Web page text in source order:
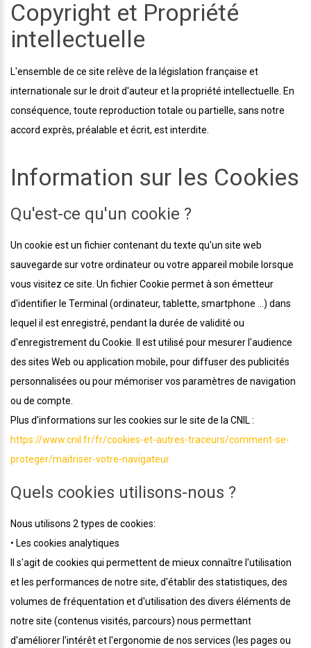
Copyright et Propriété
intellectuelle
L'ensemble de ce site relève de la législation française et
internationale sur le droit d'auteur et la propriété intellectuelle. En
conséquence, toute reproduction totale ou partielle, sans notre
accord exprès, préalable et écrit, est interdite.
Information sur les Cookies
Qu'est-ce qu'un cookie ?
Un cookie est un fichier contenant du texte qu'un site web
sauvegarde sur votre ordinateur ou votre appareil mobile lorsque
vous visitez ce site. Un fichier Cookie permet à son émetteur
d'identifier le Terminal (ordinateur, tablette, smartphone ...) dans
lequel il est enregistré, pendant la durée de validité ou
d'enregistrement du Cookie. Il est utilisé pour mesurer l'audience
des sites Web ou application mobile, pour diffuser des publicités
personnalisées ou pour mémoriser vos paramètres de navigation
ou de compte.
Plus d'informations sur les cookies sur le site de la CNIL :
https://www.cnil.fr/fr/cookies-et-autres-traceurs/comment-se-
proteger/maitriser-votre-navigateur
Quels cookies utilisons-nous ?
Nous utilisons 2 types de cookies:
• Les cookies analytiques
Il s'agit de cookies qui permettent de mieux connaître l'utilisation
et les performances de notre site, d'établir des statistiques, des
volumes de fréquentation et d'utilisation des divers éléments de
notre site (contenus visités, parcours) nous permettant
d'améliorer l'intérêt et l'ergonomie de nos services (les pages ou